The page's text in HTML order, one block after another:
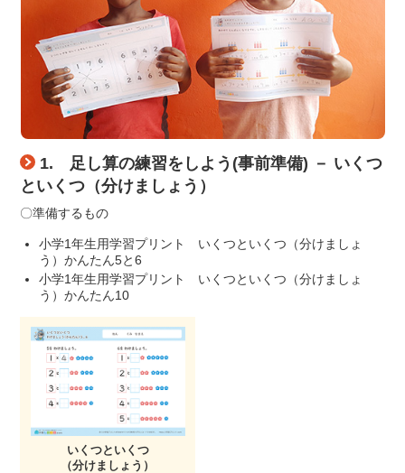
1. 足し算の練習をしよう(事前準備) － いくつ
といくつ（分けましょう）
〇準備するもの
小学1年生用学習プリント いくつといくつ（分けましょ
う）かんたん5と6
小学1年生用学習プリント いくつといくつ（分けましょ
う）かんたん10
いくつといくつ
（分けましょう）